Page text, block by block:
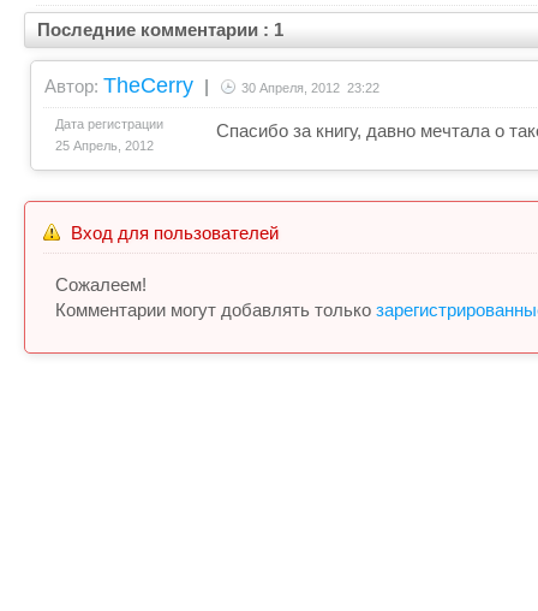
Последние комментарии : 1
Автор: TheCerry | 30 Апреля, 2012 23:22
Дата регистрации
25 Апрель, 2012
Спасибо за книгу, давно мечтала о
Вход для пользователей
Сожалеем!
Комментарии могут добавлять только